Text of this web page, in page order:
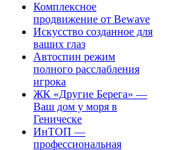
Комплексное
продвижение от Bewave
Искусство созданное для
ваших глаз
Автоспин режим
полного расслабления
игрока
ЖК «Другие Берега» —
Ваш дом у моря в
Геническе
ИнТОП —
профессиональная